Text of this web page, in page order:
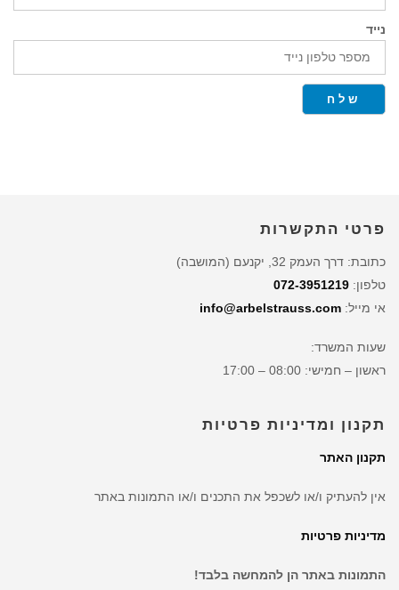
נייד
שלח
פרטי התקשרות
כתובת: דרך העמק 32, יקנעם (המושבה)
טלפון: 072-3951219
אי מייל: info@arbelstrauss.com
שעות המשרד:
ראשון – חמישי: 08:00 – 17:00
תקנון ומדיניות פרטיות
תקנון האתר
אין להעתיק ו/או לשכפל את התכנים ו/או התמונות באתר
מדיניות פרטיות
התמונות באתר הן להמחשה בלבד!